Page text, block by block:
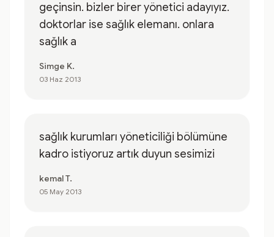
geçinsin. bizler birer yönetici adayıyız.
doktorlar ise sağlık elemanı. onlara
sağlık a
Simge K.
03 Haz 2013
sağlık kurumları yöneticiliği bölümüne
kadro istiyoruz artık duyun sesimizi
kemal T.
05 May 2013